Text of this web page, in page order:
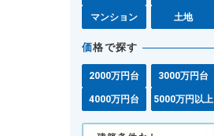
マンション 土地
価格で探す
2000万円台 3000万円台
4000万円台 5000万円以上